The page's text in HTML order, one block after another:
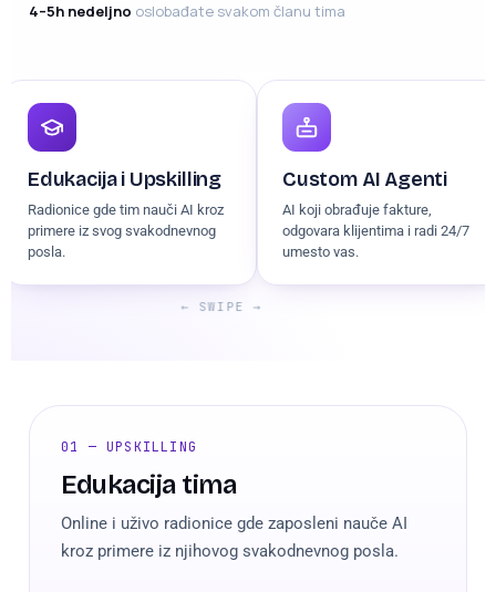
4–5h nedeljno oslobađate svakom članu tima
Edukacija i Upskilling
Radionice gde tim nauči AI kroz
primere iz svog svakodnevnog
posla.
Custom AI Agenti
AI koji obrađuje fakture,
odgovara klijentima i radi 24/7
umesto vas.
01 — UPSKILLING
Edukacija tima
Online i uživo radionice gde zaposleni nauče AI
kroz primere iz njihovog svakodnevnog posla.